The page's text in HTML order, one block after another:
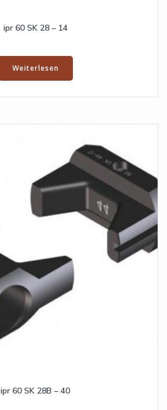
ipr 60 SK 28 – 14
Weiterlesen
ipr 60 SK 28B – 40